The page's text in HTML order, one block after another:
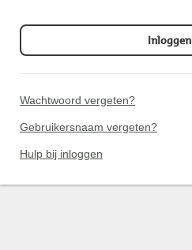
Inloggen
Wachtwoord vergeten?
Gebruikersnaam vergeten?
Hulp bij inloggen